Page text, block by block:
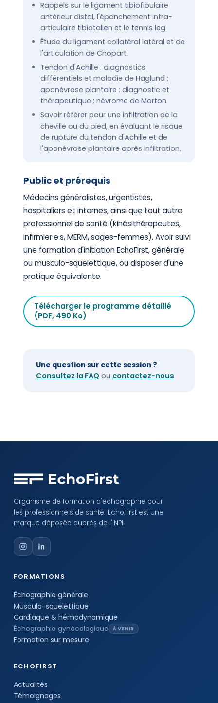
Rappels sur le ligament tibiofibulaire
antérieur distal, l'épanchement intra-
articulaire tibiotalien et le tennis leg.
Étude du ligament collatéral latéral et de
l'articulation de Chopart.
Tendon d'Achille : diagnostics
différentiels et maladie de Haglund ;
aponévrose plantaire : diagnostic et
thérapeutique ; névrome de Morton.
Savoir référer pour une infiltration de la
cheville ou du pied, en évaluant le risque
de rupture du tendon d'Achille et de
l'aponévrose plantaire après infiltration.
Public et prérequis
Médecins généralistes, urgentistes,
hospitaliers et internes, ainsi que tout autre
professionnel de santé (kinésithérapeutes,
infirmier·e·s, MERM, sages-femmes). Avoir suivi
une formation d'initiation EchoFirst, générale
ou musculo-squelettique, ou disposer d'une
pratique équivalente.
Télécharger le programme détaillé
(PDF, 490 Ko)
Une question sur cette session ?
Consultez la FAQ ou contactez-nous.
Organisme de formation d'échographie pour
les professionnels de santé. EchoFirst est une
marque déposée auprès de l'INPI.
FORMATIONS
Échographie générale
Musculo-squelettique
Cardiaque & hémodynamique
Échographie gynécologique
À VENIR
Formation sur mesure
ECHOFIRST
Actualités
Témoignages